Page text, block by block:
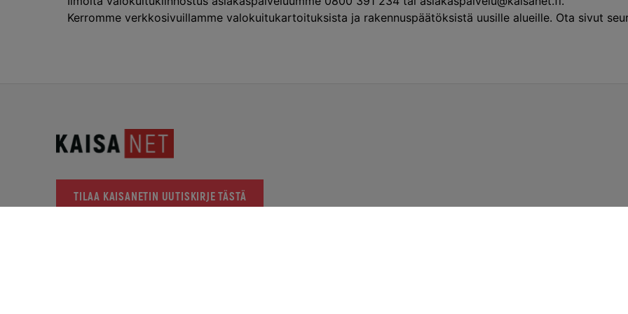
Kerromme verkkosivuillamme valokuitukartoituksista ja rakennuspäätöksistä uusille alueille. Ota sivut
TILAA KAISANETIN UUTISKIRJE TÄSTÄ